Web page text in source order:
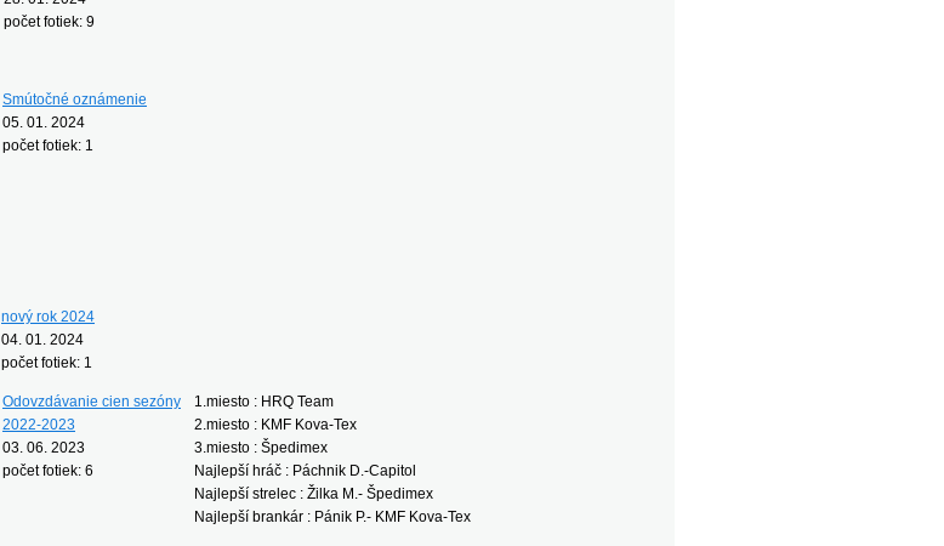
počet fotiek: 9
Smútočné oznámenie
05. 01. 2024
počet fotiek: 1
nový rok 2024
04. 01. 2024
počet fotiek: 1
Odovzdávanie cien sezóny
2022-2023
03. 06. 2023
počet fotiek: 6
1.miesto : HRQ Team
2.miesto : KMF Kova-Tex
3.miesto : Špedimex
Najlepší hráč : Páchnik D.-Capitol
Najlepší strelec : Žilka M.- Špedimex
Najlepší brankár : Pánik P.- KMF Kova-Tex